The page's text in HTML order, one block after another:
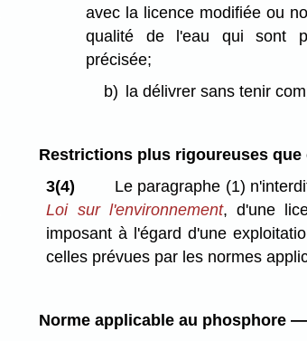
avec la licence modifiée ou
qualité de l'eau qui sont
précisée;
b)
la délivrer sans tenir
Restrictions plus rigoureuses
3(4)
Le paragraphe (1)
Loi sur l'environnement, d'une
imposant à l'égard d'une
celles prévues par les normes
Norme applicable au phosphore